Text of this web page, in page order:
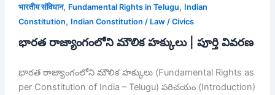
भारतीय संविधान, Fundamental Rights in Telugu, Indian
Constitution, Indian Constitution / Law / Civics
భారత రాజ్యాంగంలోని మౌలిక హక్కులు | పూర్తి వివరణ
భారత రాజ్యాంగంలోని మౌలిక హక్కులు (Fundamental Rights as
per Constitution of India – Telugu) పరిచయం (Introduction)